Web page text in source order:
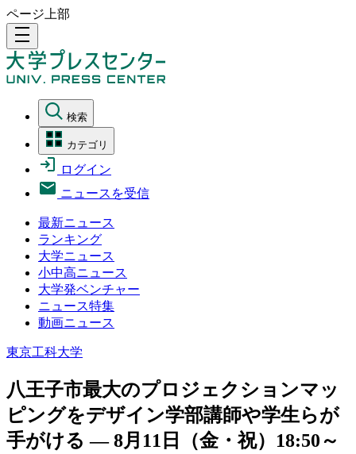
ページ上部
density_medium
検索
カテゴリ
ログイン
ニュースを受信
最新ニュース
ランキング
大学ニュース
小中高ニュース
大学発ベンチャー
ニュース特集
動画ニュース
東京工科大学
八王子市最大のプロジェクションマッ
ピングをデザイン学部講師や学生らが
手がける — 8月11日（金・祝）18:50～